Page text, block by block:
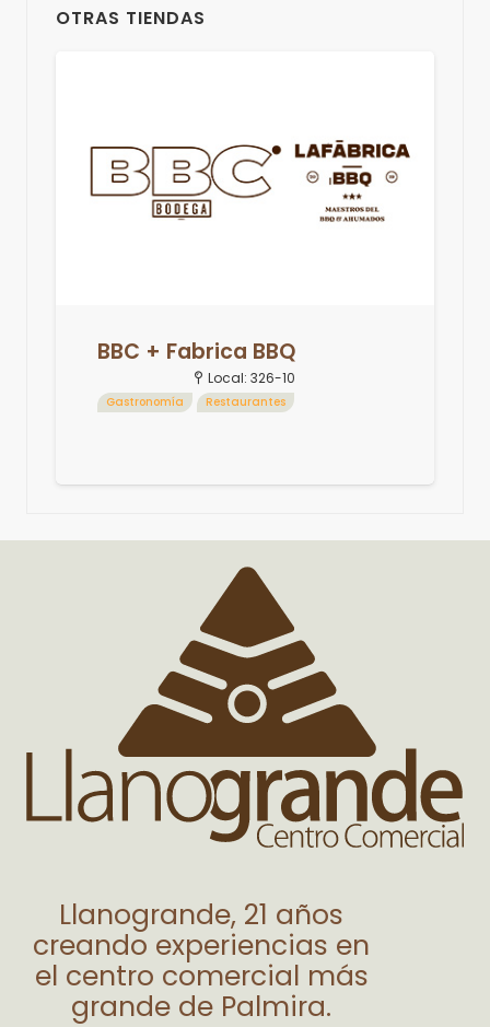
OTRAS TIENDAS
BBC + Fabrica BBQ
Local: 326-10
Gastronomía Restaurantes
Llanogrande, 21 años
creando experiencias en
el centro comercial más
grande de Palmira.